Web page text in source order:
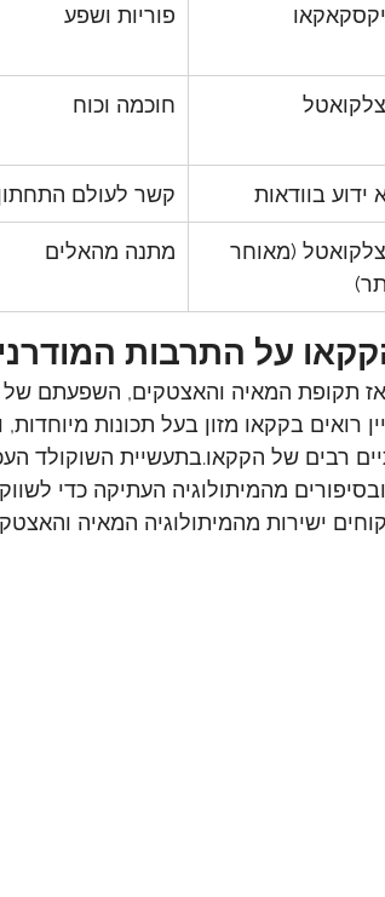
פוריות ושפע
חוכמה וכוח
ידוע בוודאות קשר לעולם
(מאוחר
מתנה מהאלים
על התרבות
תקופת המאיה והאצטקים, השפעתם של
רואים בקקאו מזון בעל תכונות מיוחדות,
רבים של הקקאו.בתעשיית השוקולד
מהמיתולוגיה העתיקה כדי
ישירות מהמיתולוגיה המאיה